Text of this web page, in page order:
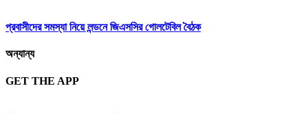
প্রবাসীদের সমস্যা নিয়ে লন্ডনে জিএসসির গোলটেবিল বৈঠক
অন্যান্য
GET THE APP